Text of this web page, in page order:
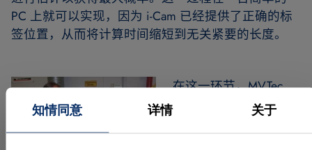
知情同意 详情 关于
PC 上就可以实现，因为 i-Cam 已经提供了正确的标
签位置，从而将计算时间缩短到无关紧要的长度。
在这一环节，MVTec
Software GmbH（德国
慕尼黑）的 HALCON
作为强大而灵活的高级